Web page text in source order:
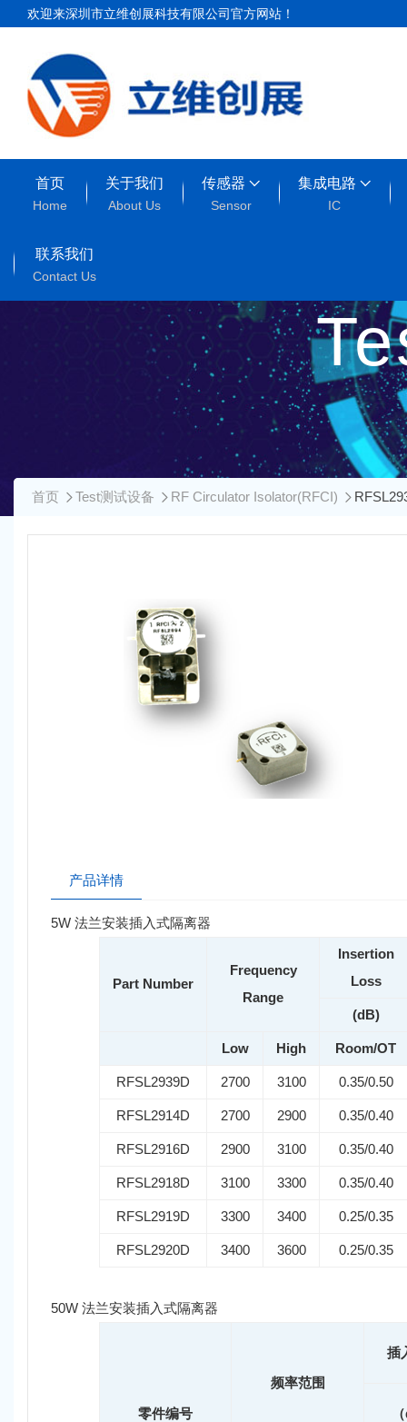
欢迎来深圳市立维创展科技有限公司官方网站！
首页
Home
关于我们
About Us
传感器
Sensor
集成电路
IC
联系我们
Contact Us
首页 Test测试设备 RF Circulator Isolator(RFCI)
产品详情
5W 法兰安装插入式隔离器
Part Number
Frequency
Range
Insertion
Loss
(dB)
Low High Room/OT
RFSL2939D 2700 3100 0.35/0.50
RFSL2914D 2700 2900 0.35/0.40
RFSL2916D 2900 3100 0.35/0.40
RFSL2918D 3100 3300 0.35/0.40
RFSL2919D 3300 3400 0.25/0.35
RFSL2920D 3400 3600 0.25/0.35
50W 法兰安装插入式隔离器
零件编号
频率范围
插